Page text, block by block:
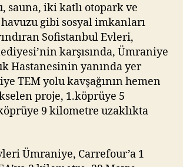
sauna, iki katlı otopark ve
gibi sosyal imkanları
Sofistanbul Evleri,
karşısında, Ümraniye
Hastanesinin yanında yer
TEM yolu kavşağının hemen
proje, 1.köprüye 5
9 kilometre uzaklıkta
Ümraniye, Carrefour’a 1